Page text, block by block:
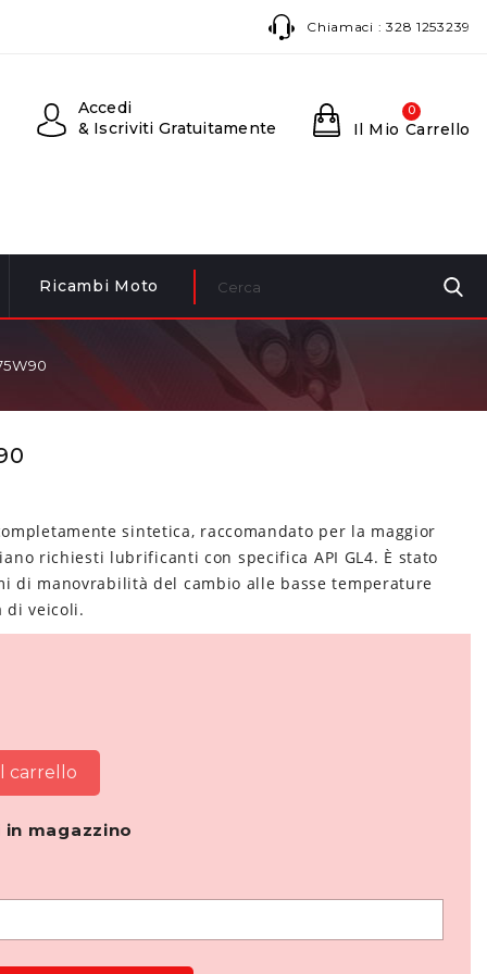
Chiamaci :328 1253239
0
Il Mio Carrello
Accedi
& Iscriviti Gratuitamente
Ricambi Moto
sintetica, raccomandato per la maggior
richiesti lubrificanti con specifica API GL4. È stato
di manovrabilità del cambio alle basse temperature
di veicoli.
carrello
magazzino